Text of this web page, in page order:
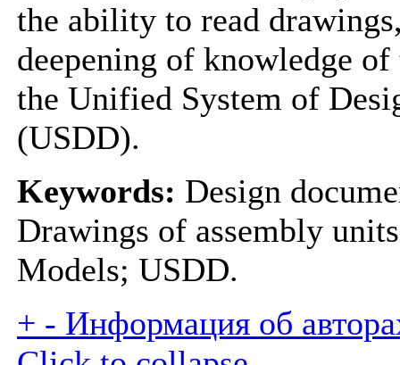
the ability to read
deepening of knowledge of
the Unified System of
(USDD).
Keywords: Design
Drawings of assembly
Models; USDD.
+ - Информация об